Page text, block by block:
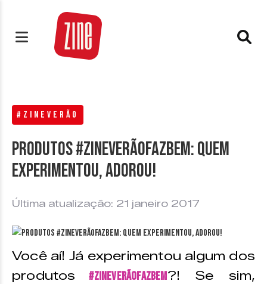
#ZINEVERÃO
Produtos #ZineVerãoFazBem: Quem
experimentou, adorou!
Última atualização: 21 janeiro 2017
Você aí! Já experimentou algum dos
produtos
#ZineVerãoFazBem?! Se sim,